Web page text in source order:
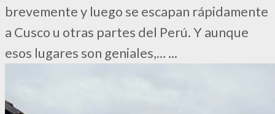
brevemente y luego se escapan rápidamente
a Cusco u otras partes del Perú. Y aunque
esos lugares son geniales,… ...